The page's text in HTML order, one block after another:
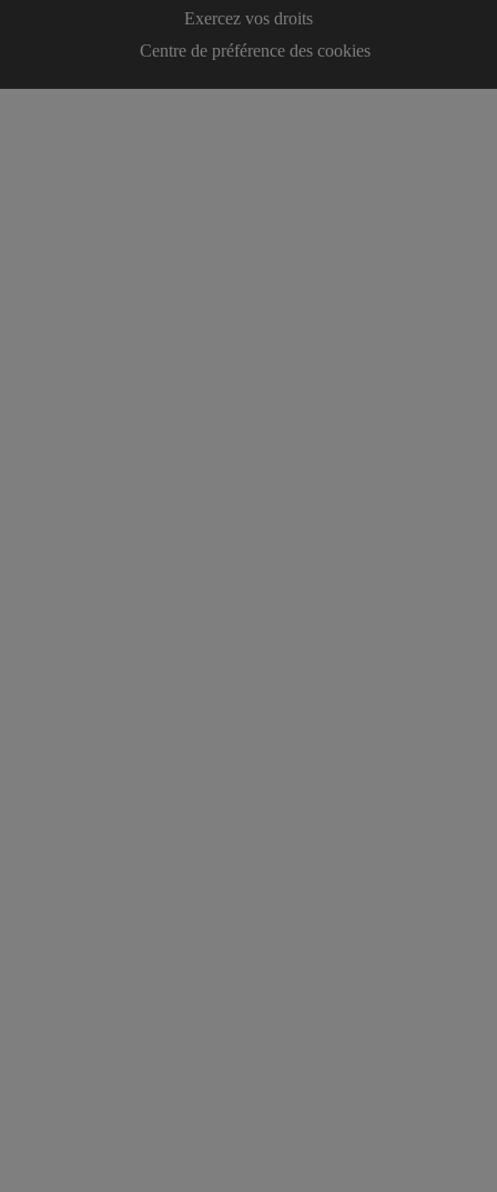
Exercez vos droits
Centre de préférence des cookies